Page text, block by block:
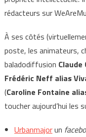
rédacteurs sur
À ses côtés
poste, les animateurs,
baladodiffusion
Frédéric Neff alias
(Caroline Fontaine
toucher aujourd’hui les
Urbanmajorun